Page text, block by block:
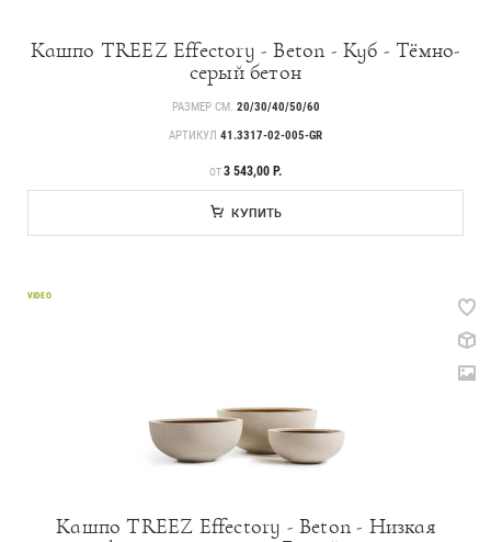
Кашпо TREEZ Effectory - Beton - Куб - Тёмно-
серый бетон
РАЗМЕР СМ. 20/30/40/50/60
АРТИКУЛ 41.3317-02-005-GR
ЦЕНА
ОТ3 543,00 Р.
КУПИТЬ
VIDEO
Кашпо TREEZ Effectory - Beton - Низкая